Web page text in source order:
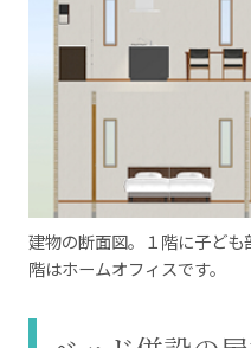
建物の断面図。１階に子ど
階はホームオフィスです。